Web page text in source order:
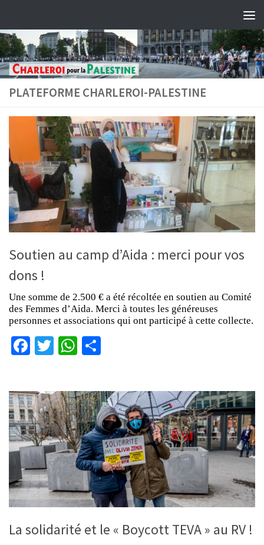
PLATEFORME CHARLEROI-PALESTINE
Soutien au camp d’Aida : merci pour vos
dons !
Une somme de 2.500 € a été récoltée en soutien au Comité
des Femmes d’Aida. Merci à toutes les généreuses
personnes et associations qui ont participé à cette collecte.
Facebook
TwitterWhatsApp
La solidarité et le « Boycott TEVA » au RV !